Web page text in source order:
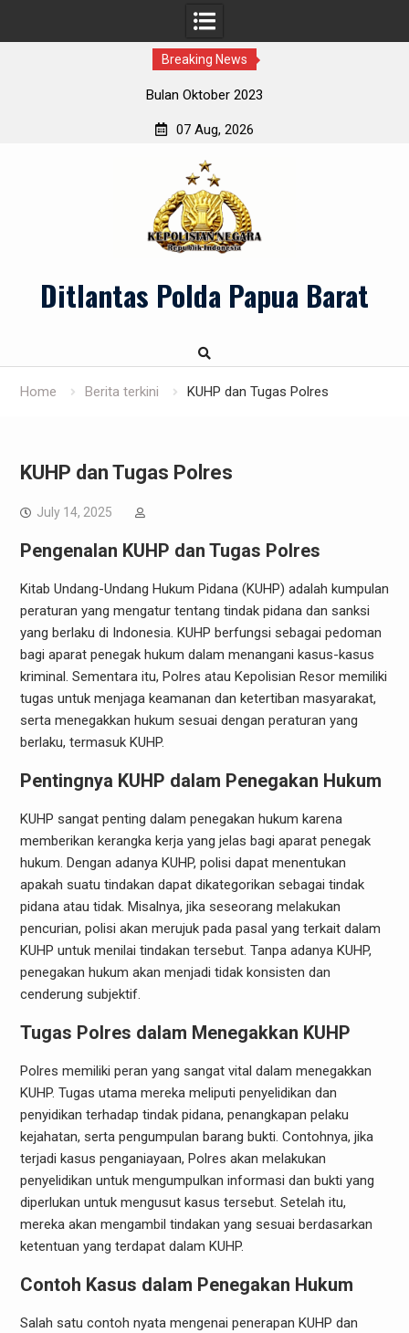
Breaking News
Bulan Oktober 2023
07 Aug, 2026
Ditlantas Polda Papua Barat
Home Berita terkini KUHP dan Tugas Polres
KUHP dan Tugas Polres
July 14, 2025
Pengenalan KUHP dan Tugas Polres
Kitab Undang-Undang Hukum Pidana (KUHP) adalah kumpulan
peraturan yang mengatur tentang tindak pidana dan sanksi
yang berlaku di Indonesia. KUHP berfungsi sebagai pedoman
bagi aparat penegak hukum dalam menangani kasus-kasus
kriminal. Sementara itu, Polres atau Kepolisian Resor memiliki
tugas untuk menjaga keamanan dan ketertiban masyarakat,
serta menegakkan hukum sesuai dengan peraturan yang
berlaku, termasuk KUHP.
Pentingnya KUHP dalam Penegakan Hukum
KUHP sangat penting dalam penegakan hukum karena
memberikan kerangka kerja yang jelas bagi aparat penegak
hukum. Dengan adanya KUHP, polisi dapat menentukan
apakah suatu tindakan dapat dikategorikan sebagai tindak
pidana atau tidak. Misalnya, jika seseorang melakukan
pencurian, polisi akan merujuk pada pasal yang terkait dalam
KUHP untuk menilai tindakan tersebut. Tanpa adanya KUHP,
penegakan hukum akan menjadi tidak konsisten dan
cenderung subjektif.
Tugas Polres dalam Menegakkan KUHP
Polres memiliki peran yang sangat vital dalam menegakkan
KUHP. Tugas utama mereka meliputi penyelidikan dan
penyidikan terhadap tindak pidana, penangkapan pelaku
kejahatan, serta pengumpulan barang bukti. Contohnya, jika
terjadi kasus penganiayaan, Polres akan melakukan
penyelidikan untuk mengumpulkan informasi dan bukti yang
diperlukan untuk mengusut kasus tersebut. Setelah itu,
mereka akan mengambil tindakan yang sesuai berdasarkan
ketentuan yang terdapat dalam KUHP.
Contoh Kasus dalam Penegakan Hukum
Salah satu contoh nyata mengenai penerapan KUHP dan